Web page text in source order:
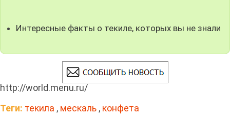
Интересные факты о текиле, которых вы не знали
http://world.menu.ru/
Теги: текила , мескаль , конфета